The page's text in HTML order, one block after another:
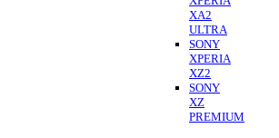
XA2
ULTRA
SONY
XPERIA
XZ2
SONY
XZ
PREMIUM